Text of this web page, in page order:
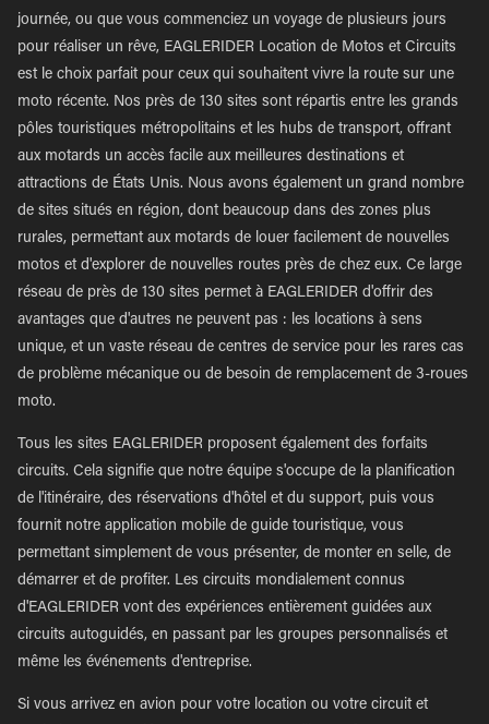
journée, ou que vous commenciez un voyage de plusieurs jours
pour réaliser un rêve, EAGLERIDER Location de Motos et Circuits
est le choix parfait pour ceux qui souhaitent vivre la route sur une
moto récente. Nos près de 130 sites sont répartis entre les grands
pôles touristiques métropolitains et les hubs de transport, offrant
aux motards un accès facile aux meilleures destinations et
attractions de États Unis. Nous avons également un grand nombre
de sites situés en région, dont beaucoup dans des zones plus
rurales, permettant aux motards de louer facilement de nouvelles
motos et d'explorer de nouvelles routes près de chez eux. Ce large
réseau de près de 130 sites permet à EAGLERIDER d'offrir des
avantages que d'autres ne peuvent pas : les locations à sens
unique, et un vaste réseau de centres de service pour les rares cas
de problème mécanique ou de besoin de remplacement de 3-roues
moto.
Tous les sites EAGLERIDER proposent également des forfaits
circuits. Cela signifie que notre équipe s'occupe de la planification
de l'itinéraire, des réservations d'hôtel et du support, puis vous
fournit notre application mobile de guide touristique, vous
permettant simplement de vous présenter, de monter en selle, de
démarrer et de profiter. Les circuits mondialement connus
d'EAGLERIDER vont des expériences entièrement guidées aux
circuits autoguidés, en passant par les groupes personnalisés et
même les événements d'entreprise.
Si vous arrivez en avion pour votre location ou votre circuit et